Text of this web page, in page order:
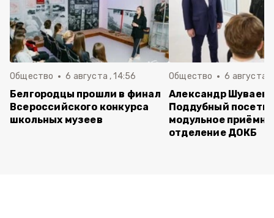
Общество 6 августа , 14:56
Белгородцы прошли в финал
Всероссийского конкурса
школьных музеев
Общество 6 августа ,
Александр Шуваев
Поддубный
модульное
отделение ДОКБ